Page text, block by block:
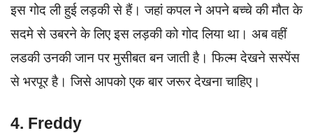
इस गोद ली हुई लड़की से हैं। जहां कपल ने अपने बच्चे की मौत के
सदमे से उबरने के लिए इस लड़की को गोद लिया था। अब वहीं
लडकी उनकी जान पर मुसीबत बन जाती है। फिल्म देखने सस्पेंस
से भरपूर है। जिसे आपको एक बार जरूर देखना चाहिए।
4. Freddy